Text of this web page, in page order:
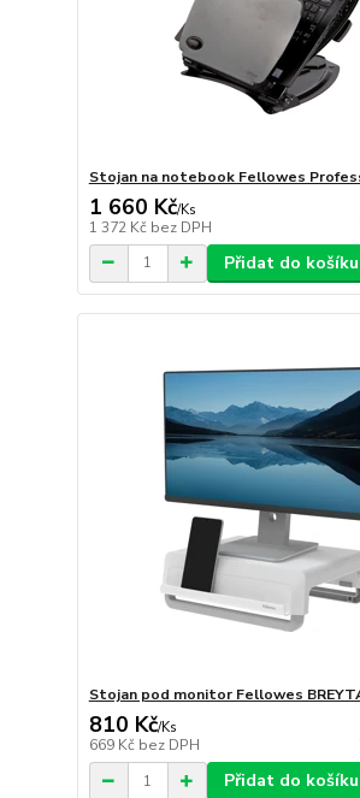
Stojan na notebook Fellowes
1 660 Kč/Ks
1 372 Kč bez DPH
Přidat do košíku
Stojan pod monitor Fellowes
810 Kč/Ks
669 Kč bez DPH
Přidat do košíku